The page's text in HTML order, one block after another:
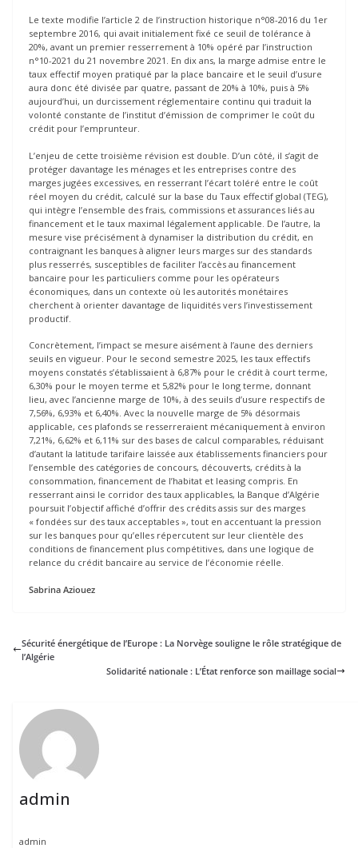
Le texte modifie l’article 2 de l’instruction historique n°08-2016 du 1er
septembre 2016, qui avait initialement fixé ce seuil de tolérance à
20%, avant un premier resserrement à 10% opéré par l’instruction
n°10-2021 du 21 novembre 2021. En dix ans, la marge admise entre le
taux effectif moyen pratiqué par la place bancaire et le seuil d’usure
aura donc été divisée par quatre, passant de 20% à 10%, puis à 5%
aujourd’hui, un durcissement réglementaire continu qui traduit la
volonté constante de l’institut d’émission de comprimer le coût du
crédit pour l’emprunteur.
L’enjeu de cette troisième révision est double. D’un côté, il s’agit de
protéger davantage les ménages et les entreprises contre des
marges jugées excessives, en resserrant l’écart toléré entre le coût
réel moyen du crédit, calculé sur la base du Taux effectif global (TEG),
qui intègre l’ensemble des frais, commissions et assurances liés au
financement et le taux maximal légalement applicable. De l’autre, la
mesure vise précisément à dynamiser la distribution du crédit, en
contraignant les banques à aligner leurs marges sur des standards
plus resserrés, susceptibles de faciliter l’accès au financement
bancaire pour les particuliers comme pour les opérateurs
économiques, dans un contexte où les autorités monétaires
cherchent à orienter davantage de liquidités vers l’investissement
productif.
Concrètement, l’impact se mesure aisément à l’aune des derniers
seuils en vigueur. Pour le second semestre 2025, les taux effectifs
moyens constatés s’établissaient à 6,87% pour le crédit à court terme,
6,30% pour le moyen terme et 5,82% pour le long terme, donnant
lieu, avec l’ancienne marge de 10%, à des seuils d’usure respectifs de
7,56%, 6,93% et 6,40%. Avec la nouvelle marge de 5% désormais
applicable, ces plafonds se resserreraient mécaniquement à environ
7,21%, 6,62% et 6,11% sur des bases de calcul comparables, réduisant
d’autant la latitude tarifaire laissée aux établissements financiers pour
l’ensemble des catégories de concours, découverts, crédits à la
consommation, financement de l’habitat et leasing compris. En
resserrant ainsi le corridor des taux applicables, la Banque d’Algérie
poursuit l’objectif affiché d’offrir des crédits assis sur des marges
« fondées sur des taux acceptables », tout en accentuant la pression
sur les banques pour qu’elles répercutent sur leur clientèle des
conditions de financement plus compétitives, dans une logique de
relance du crédit bancaire au service de l’économie réelle.
Sabrina Aziouez
Sécurité énergétique de l’Europe : La Norvège souligne le rôle stratégique de
l’Algérie
Solidarité nationale : L’État renforce son maillage social
admin
admin